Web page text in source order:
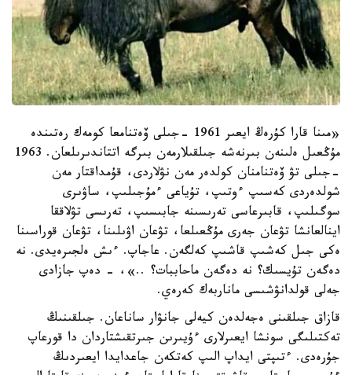
«مىنا قارا كۇرەڭ ايعىر 1961 -جىلى ۆەتنامعا كومەك رەتىندە
مۇڭعىل ەلىنەن بىرنەشە جىلقىلارمەن بىرگە اتتاندىرىلعان. 1963
-جىلى تۋ ۆەتنامنان كولدەر مەن نۋلاردى، قۇمداقتار مەن
شولدەردى كەسىپ ءوتىپ، تۇياعى ءمۇجىلىپ، ساۋىرى
سوگىلىپ، قابىرعاسى تەرىسىنە جابىسىپ، تەرىسى تۋلاققا
اينالعانشا تۋعان جەرى مۇڭعىلعا، تۋعان اۋىلىنا، تۋعان قوراسىنا
ەكى جىل كەشىپ قاشىپ كەلگەن. عاجاپ. ءىش ەلجىرەيدى. نە
دەگەن تۇيسىك؟ نە دەگەن ماحاببات؟ ..»، - دەپ جازادى
جەلى قولدانۋشىسى ماناربەك كەرەي.
قازاق جىلقىنى ەجەلدەن كيەلى جانۋار ساناعان. جىلقىنىڭ
تەكتىلىگى سونشا ايعىرلارى ءۇيىرىن جىرتقىشتاردان دا قورعاپ
جۇرەدى. ءتىپتى ايداپ الىپ كەتكەن جاعدايدا ايعىردىڭ